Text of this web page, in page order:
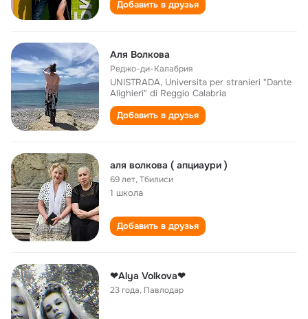
Добавить в друзья
Аля Волкова
Реджо-ди-Калабрия
UNISTRADA, Universita per stranieri "Dante
Alighieri" di Reggio Calabria
Добавить в друзья
аля волкова ( апциаури )
69 лет,Тбилиси
1 школа
Добавить в друзья
❤Alya Volkova❤
23 года, Павлодар